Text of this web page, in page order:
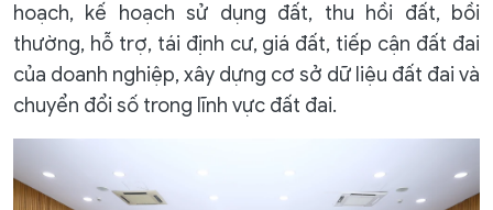
hoạch, kế hoạch sử dụng đất, thu hồi đất, bồi
thường, hỗ trợ, tái định cư, giá đất, tiếp cận đất đai
của doanh nghiệp, xây dựng cơ sở dữ liệu đất đai và
chuyển đổi số trong lĩnh vực đất đai.